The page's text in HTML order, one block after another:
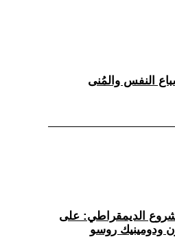
الديمقراطي: على
ودومينيك روسو